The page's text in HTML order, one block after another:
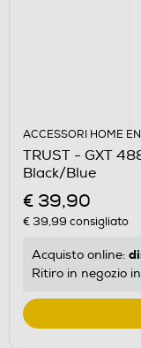
ACCESSORI HOME
TRUST - GXT
Black/Blue
€ 39,90
€ 39,99 consigliato
Acquisto online:
Ritiro in negozio